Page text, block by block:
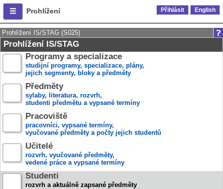
Prohlížení Přihlásit English
Prohlížení IS/STAG (S025)
Prohlížení IS/STAG
Programy a specializace
studijní programy, specializace, plány,
jejich segmenty, bloky a předměty
Předměty
sylaby, literatura, rozvrh,
studenti předmětu a vypsané termíny
Pracoviště
pracovníci, vypsané termíny,
vyučované předměty a počty jejich studentů
Učitelé
rozvrh, vyučované předměty,
vedené práce a vypsané termíny
Studenti
rozvrh a aktuálně zapsané předměty